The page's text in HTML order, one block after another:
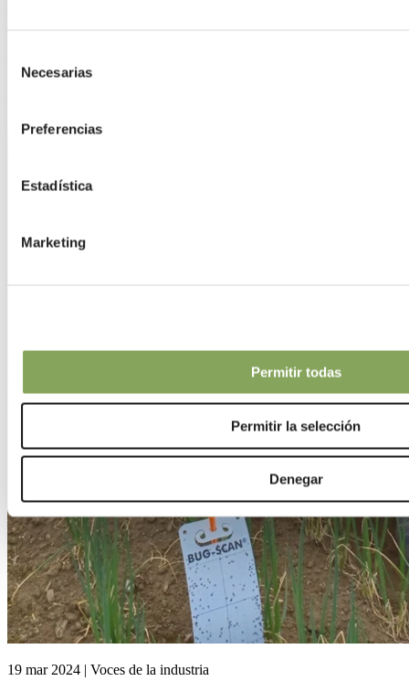
Necesarias
Preferencias
Estadística
Marketing
Permitir todas
Permitir la selección
Denegar
19 mar 2024 | Voces de la industria